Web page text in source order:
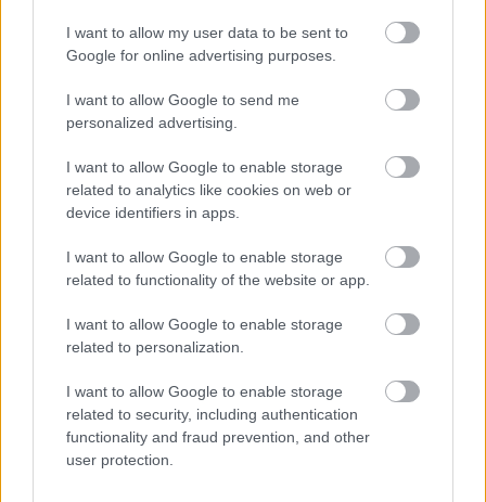
I want to allow my user data to be sent to
Google for online advertising purposes.
I want to allow Google to send me
personalized advertising.
I want to allow Google to enable storage
related to analytics like cookies on web or
device identifiers in apps.
I want to allow Google to enable storage
related to functionality of the website or app.
I want to allow Google to enable storage
related to personalization.
I want to allow Google to enable storage
related to security, including authentication
functionality and fraud prevention, and other
user protection.
αναγνώρισης των πιο αξιόπιστων οικονομικών
αναλυτών παγκοσμίως. Η φετινή διοργάνωση
καλύπτει:
11 γεωγραφικές περιοχές